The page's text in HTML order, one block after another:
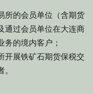
的会员单位（含期货
通过会员单位在大连商
的境内客户；
展铁矿石期货保税交